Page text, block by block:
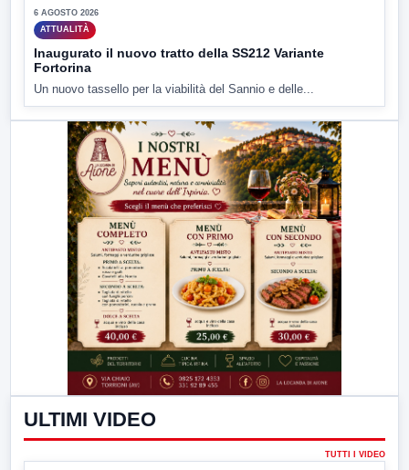
6 AGOSTO 2026
ATTUALITÀ
Inaugurato il nuovo tratto della SS212 Variante
Fortorina
Un nuovo tassello per la viabilità del Sannio e delle...
ULTIMI VIDEO
TUTTI I VIDEO